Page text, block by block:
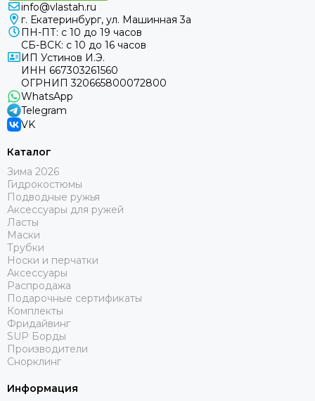
info@vlastah.ru
г. Екатеринбург, ул. Машинная 3а
ПН-ПТ: с 10 до 19 часов
СБ-ВСК: с 10 до 16 часов
ИП Устинов И.Э.
ИНН 667303261560
ОГРНИП 320665800072800
WhatsApp
Telegram
VK
Каталог
Зима 2026
Гидрокостюмы
Подводные ружья
Аксессуары для ружей
Ласты
Маски
Трубки
Носки и перчатки
Аксессуары
Распродажа
Подарочные сертификаты
Комплекты
Фридайвинг
SUP Борды
Производители
Снорклинг
Информация